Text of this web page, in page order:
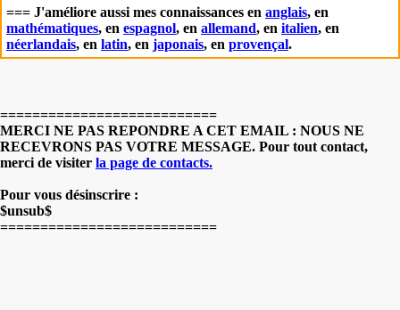
=== J'améliore aussi mes connaissances en anglais, en
mathématiques, en espagnol, en allemand, en italien, en
néerlandais, en latin, en japonais, en provençal.
===========================
MERCI NE PAS REPONDRE A CET EMAIL : NOUS NE
RECEVRONS PAS VOTRE MESSAGE. Pour tout contact,
merci de visiter la page de contacts.
Pour vous désinscrire :
$unsub$
===========================